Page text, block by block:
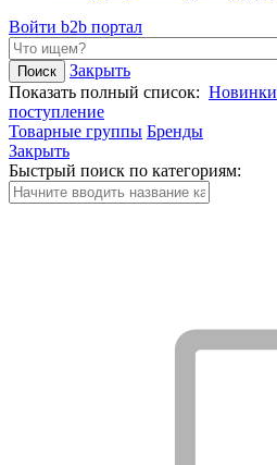
Войти b2b портал
Закрыть
Показать полный список: Новинки
поступление
Товарные группы Бренды
Закрыть
Быстрый поиск по категориям: